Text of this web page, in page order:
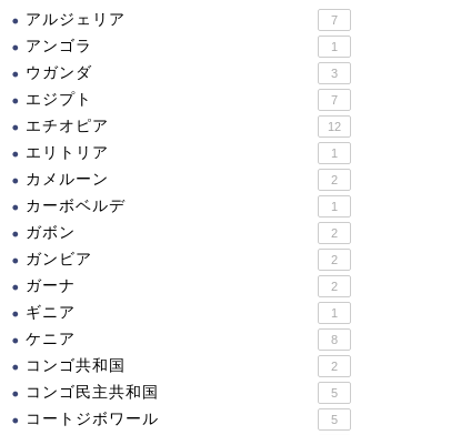
アルジェリア 7
アンゴラ 1
ウガンダ 3
エジプト 7
エチオピア 12
エリトリア 1
カメルーン 2
カーボベルデ 1
ガボン 2
ガンビア 2
ガーナ 2
ギニア 1
ケニア 8
コンゴ共和国 2
コンゴ民主共和国 5
コートジボワール 5